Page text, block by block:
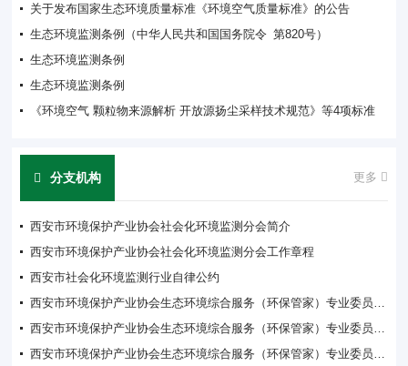
关于发布国家生态环境质量标准《环境空气质量标准》的公告
生态环境监测条例（中华人民共和国国务院令 第820号）
生态环境监测条例
生态环境监测条例
《环境空气 颗粒物来源解析 开放源扬尘采样技术规范》等4项标准
分支机构 更多
西安市环境保护产业协会社会化环境监测分会简介
西安市环境保护产业协会社会化环境监测分会工作章程
西安市社会化环境监测行业自律公约
西安市环境保护产业协会生态环境综合服务（环保管家）专业委员会简介
西安市环境保护产业协会生态环境综合服务（环保管家）专业委员会管理办法
西安市环境保护产业协会生态环境综合服务（环保管家）专业委员会工作要点